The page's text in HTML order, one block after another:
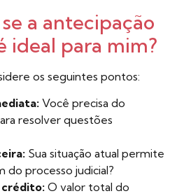
a antecipação
ideal para mim?
os seguintes pontos:
Você precisa do
resolver questões
Sua situação atual permite
do processo judicial?
crédito: O valor total do